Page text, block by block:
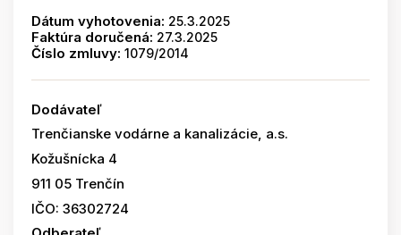
Dátum vyhotovenia: 25.3.2025
Faktúra doručená: 27.3.2025
Číslo zmluvy: 1079/2014
Dodávateľ
Trenčianske vodárne a kanalizácie, a.s.
Kožušnícka 4
911 05 Trenčín
IČO: 36302724